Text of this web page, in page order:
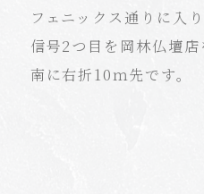
フェニックス通りに入り
信号2つ目を岡林仏壇店
南に右折10ｍ先です。